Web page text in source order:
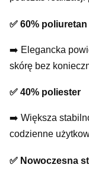
✅ 60% poliuretan
➡️ Elegancka
skórę bez
✅ 40% poliester
➡️ Większa
codzienne
✅ Nowoczesna